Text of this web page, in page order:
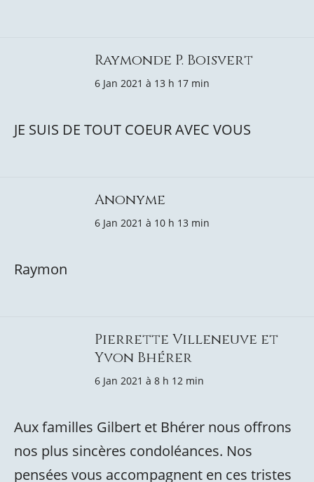
Raymonde P. Boisvert
6 Jan 2021 à 13 h 17 min
JE SUIS DE TOUT COEUR AVEC VOUS
Anonyme
6 Jan 2021 à 10 h 13 min
Raymon
Pierrette Villeneuve et
Yvon Bhérer
6 Jan 2021 à 8 h 12 min
Aux familles Gilbert et Bhérer nous offrons
nos plus sincères condoléances. Nos
pensées vous accompagnent en ces tristes